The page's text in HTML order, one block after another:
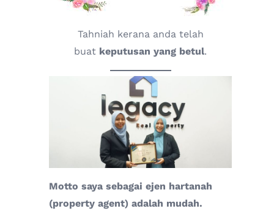
Tahniah kerana anda telah
buat keputusan yang betul.
Motto saya sebagai ejen hartanah
(property agent) adalah mudah.